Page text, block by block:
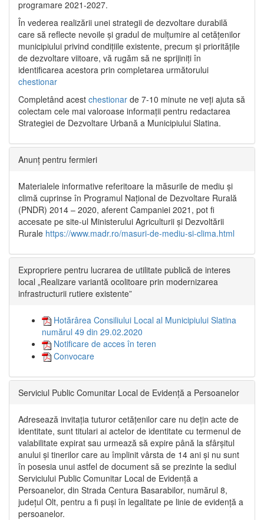
programare 2021-2027.
În vederea realizării unei strategii de dezvoltare durabilă
care să reflecte nevoile și gradul de mulțumire al cetățenilor
municipiului privind condițiile existente, precum și prioritățile
de dezvoltare viitoare, vă rugăm să ne sprijiniți în
identificarea acestora prin completarea următorului
chestionar
Completând acest chestionar de 7-10 minute ne veți ajuta să
colectam cele mai valoroase informații pentru redactarea
Strategiei de Dezvoltare Urbană a Municipiului Slatina.
Anunț pentru fermieri
Materialele informative referitoare la măsurile de mediu și
climă cuprinse în Programul Național de Dezvoltare Rurală
(PNDR) 2014 – 2020, aferent Campaniei 2021, pot fi
accesate pe site-ul Ministerului Agriculturii și Dezvoltării
Rurale https://www.madr.ro/masuri-de-mediu-si-clima.html
Expropriere pentru lucrarea de utilitate publică de interes
local „Realizare variantă ocolitoare prin modernizarea
infrastructurii rutiere existente”
Hotărârea Consiliului Local al Municipiului Slatina
numărul 49 din 29.02.2020
Notificare de acces în teren
Convocare
Serviciul Public Comunitar Local de Evidență a Persoanelor
Adresează invitația tuturor cetățenilor care nu dețin acte de
identitate, sunt titulari ai actelor de identitate cu termenul de
valabilitate expirat sau urmează să expire până la sfârșitul
anului și tinerilor care au împlinit vârsta de 14 ani și nu sunt
în posesia unui astfel de document să se prezinte la sediul
Serviciului Public Comunitar Local de Evidență a
Persoanelor, din Strada Centura Basarabilor, numărul 8,
județul Olt, pentru a fi puși în legalitate pe linie de evidență a
persoanelor.